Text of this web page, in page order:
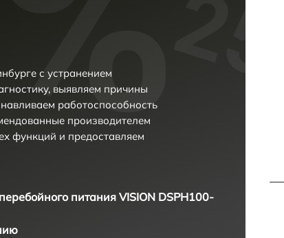
с устранением
выявляем причины
работоспособность
производителем
функций и предоставляем
питания VISION DSPH100-